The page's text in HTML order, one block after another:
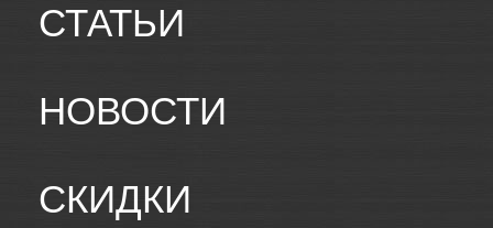
СТАТЬИ
НОВОСТИ
СКИДКИ